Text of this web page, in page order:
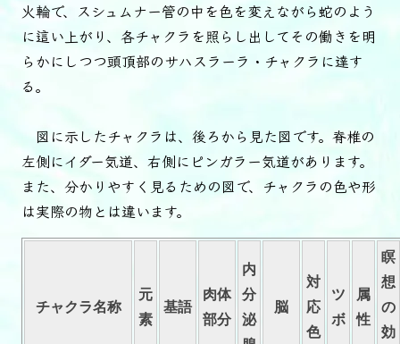
火輪で、スシュムナー管の中を色を変えながら蛇のよう
に這い上がり、各チャクラを照らし出してその働きを明
らかにしつつ頭頂部のサハスラーラ・チャクラに達す
る。
図に示したチャクラは、後ろから見た図です。脊椎の
左側にイダー気道、右側にピンガラー気道があります。
また、分かりやすく見るための図で、チャクラの色や形
は実際の物とは違います。
チャクラ名称
元
素
基語
肉体
部分
内
分
泌
脳
対
応
色
ツ
ボ
属
性
瞑
想
の
効